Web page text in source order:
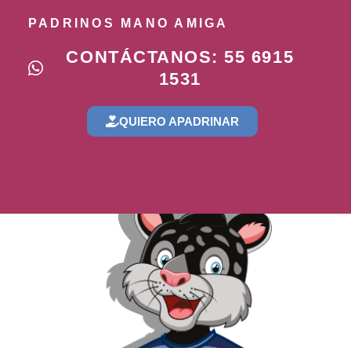
PADRINOS MANO AMIGA
CONTÁCTANOS: 55 6915
1531
QUIERO APADRINAR